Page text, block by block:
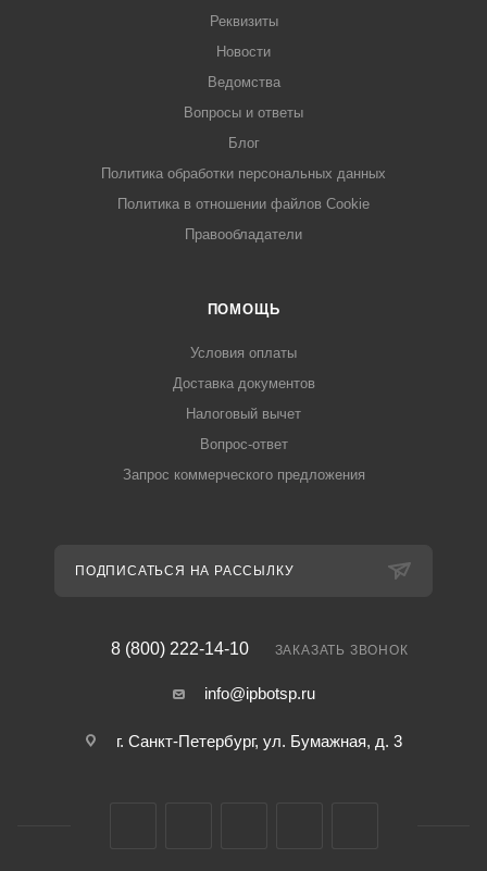
Реквизиты
Новости
Ведомства
Вопросы и ответы
Блог
Политика обработки персональных данных
Политика в отношении файлов Cookie
Правообладатели
ПОМОЩЬ
Условия оплаты
Доставка документов
Налоговый вычет
Вопрос-ответ
Запрос коммерческого предложения
ПОДПИСАТЬСЯ НА РАССЫЛКУ
8 (800) 222-14-10 ЗАКАЗАТЬ ЗВОНОК
info@ipbotsp.ru
г. Санкт-Петербург, ул. Бумажная, д. 3